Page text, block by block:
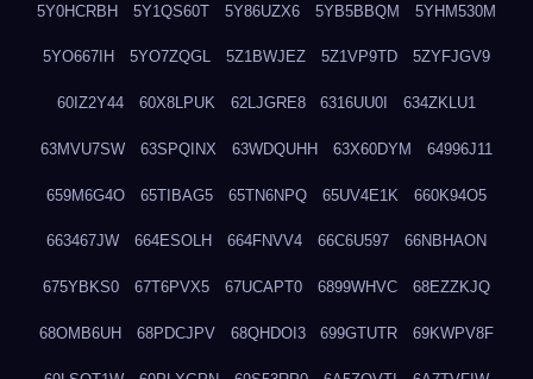
5Y0HCRBH 5Y1QS60T 5Y86UZX6 5YB5BBQM 5YHM530M
5YO667IH 5YO7ZQGL 5Z1BWJEZ 5Z1VP9TD 5ZYFJGV9
60IZ2Y44 60X8LPUK 62LJGRE8 6316UU0I 634ZKLU1
63MVU7SW 63SPQINX 63WDQUHH 63X60DYM 64996J11
659M6G4O 65TIBAG5 65TN6NPQ 65UV4E1K 660K94O5
663467JW 664ESOLH 664FNVV4 66C6U597 66NBHAON
675YBKS0 67T6PVX5 67UCAPT0 6899WHVC 68EZZKJQ
68OMB6UH 68PDCJPV 68QHDOI3 699GTUTR 69KWPV8F